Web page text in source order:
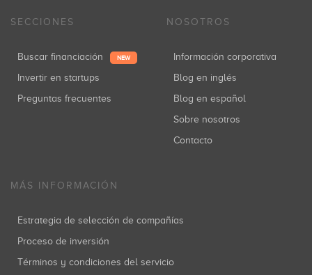
SECCIONES
Buscar financiación NEW
Invertir en startups
Preguntas frecuentes
NOSOTROS
Información corporativa
Blog en inglés
Blog en español
Sobre nosotros
Contacto
MÁS INFORMACIÓN
Estrategia de selección de compañías
Proceso de inversión
Términos y condiciones del servicio